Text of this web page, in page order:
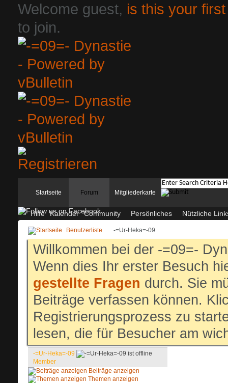
Welcome guest, is this your
to join.
Startseite Forum
Hilfe Kalender Community Persönliches Nützliche
Mitgliederkarte
Benutzerliste -=Ur-Heka=-09
Willkommen bei der -=09=-
Wenn dies Ihr erster Besuch
gestellte Fragen durch. Sie
Beiträge verfassen können.
Registrierungsprozess zu
lesen, die für Besucher am
-=Ur-Heka=-09
Member
Beiträge anzeigen
Themen anzeigen